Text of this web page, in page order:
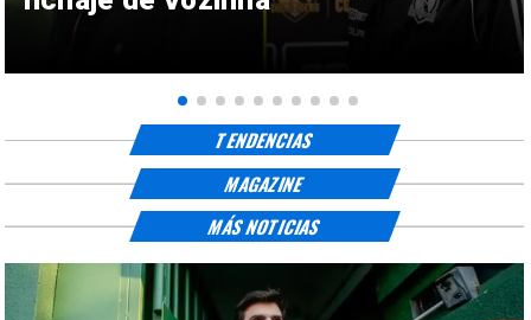
TENDENCIAS
MAGAZINE
MÁS NOTICIAS